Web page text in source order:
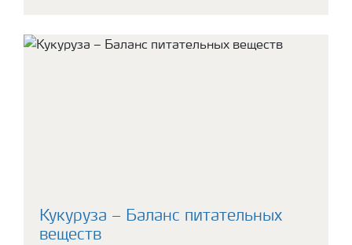
Кукуруза – Баланс питательных
веществ